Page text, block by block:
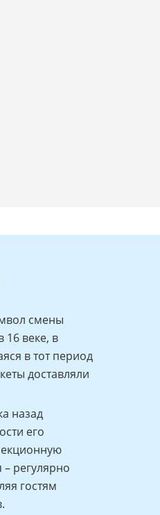
смены
веке, в
в тот период
доставляли
назад
его
– регулярно
гостям